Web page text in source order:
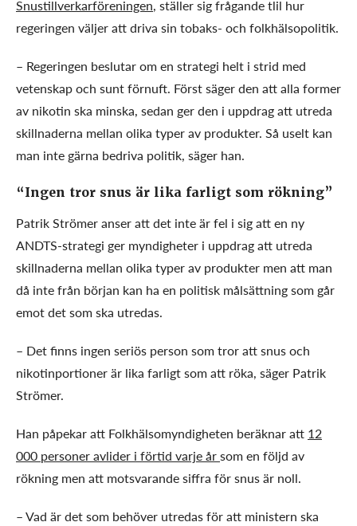
Snustillverkarföreningen, ställer sig frågande tlil hur
regeringen väljer att driva sin tobaks- och folkhälsopolitik.
– Regeringen beslutar om en strategi helt i strid med
vetenskap och sunt förnuft. Först säger den att alla former
av nikotin ska minska, sedan ger den i uppdrag att utreda
skillnaderna mellan olika typer av produkter. Så uselt kan
man inte gärna bedriva politik, säger han.
“Ingen tror snus är lika farligt som rökning”
Patrik Strömer anser att det inte är fel i sig att en ny
ANDTS-strategi ger myndigheter i uppdrag att utreda
skillnaderna mellan olika typer av produkter men att man
då inte från början kan ha en politisk målsättning som går
emot det som ska utredas.
– Det finns ingen seriös person som tror att snus och
nikotinportioner är lika farligt som att röka, säger Patrik
Strömer.
Han påpekar att Folkhälsomyndigheten beräknar att 12
000 personer avlider i förtid varje årsom en följd av
rökning men att motsvarande siffra för snus är noll.
– Vad är det som behöver utredas för att ministern ska